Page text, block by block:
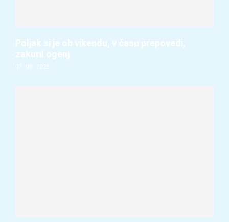
Poljak si je ob vikendu, v času prepovedi,
zakuril ogenj
07. 08. 2026